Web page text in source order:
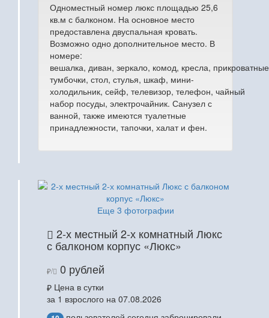
Одноместный номер люкс площадью 25,6
кв.м с балконом. На основное место
предоставлена двуспальная кровать.
Возможно одно дополнительное место. В
номере:
вешалка, диван, зеркало, комод, кресла, прикроватные
тумбочки, стол, стулья, шкаф, мини-
холодильник, сейф, телевизор, телефон, чайный
набор посуды, электрочайник. Санузел с
ванной, также имеются туалетные
принадлежности, тапочки, халат и фен.
Еще 3 фотографии
2-х местный 2-х комнатный Люкс
с балконом корпус «Люкс»
/ 0 рублей
Цена в сутки
за 1 взрослого на 07.08.2026